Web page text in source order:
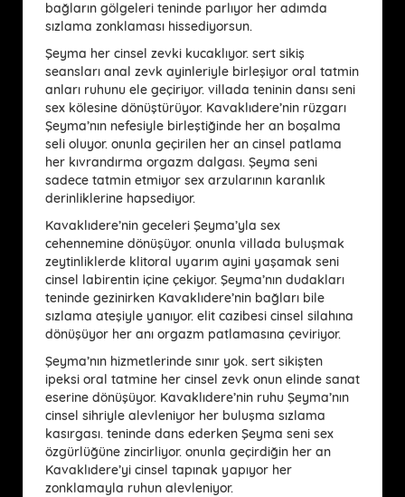
bağların gölgeleri teninde parlıyor her adımda
sızlama zonklaması hissediyorsun.
Şeyma her cinsel zevki kucaklıyor. sert sikiş
seansları anal zevk ayinleriyle birleşiyor oral tatmin
anları ruhunu ele geçiriyor. villada teninin dansı seni
sex kölesine dönüştürüyor. Kavaklıdere’nin rüzgarı
Şeyma’nın nefesiyle birleştiğinde her an boşalma
seli oluyor. onunla geçirilen her an cinsel patlama
her kıvrandırma orgazm dalgası. Şeyma seni
sadece tatmin etmiyor sex arzularının karanlık
derinliklerine hapsediyor.
Kavaklıdere’nin geceleri Şeyma’yla sex
cehennemine dönüşüyor. onunla villada buluşmak
zeytinliklerde klitoral uyarım ayini yaşamak seni
cinsel labirentin içine çekiyor. Şeyma’nın dudakları
teninde gezinirken Kavaklıdere’nin bağları bile
sızlama ateşiyle yanıyor. elit cazibesi cinsel silahına
dönüşüyor her anı orgazm patlamasına çeviriyor.
Şeyma’nın hizmetlerinde sınır yok. sert sikişten
ipeksi oral tatmine her cinsel zevk onun elinde sanat
eserine dönüşüyor. Kavaklıdere’nin ruhu Şeyma’nın
cinsel sihriyle alevleniyor her buluşma sızlama
kasırgası. teninde dans ederken Şeyma seni sex
özgürlüğüne zincirliyor. onunla geçirdiğin her an
Kavaklıdere’yi cinsel tapınak yapıyor her
zonklamayla ruhun alevleniyor.